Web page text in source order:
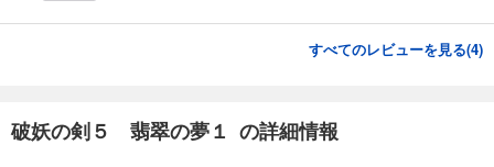
破妖の剣６ 鬱金の暁闇13
あらすじを表示する
すべてのレビューを見る(4)
破妖の剣５ 翡翠の夢１ の詳細情報